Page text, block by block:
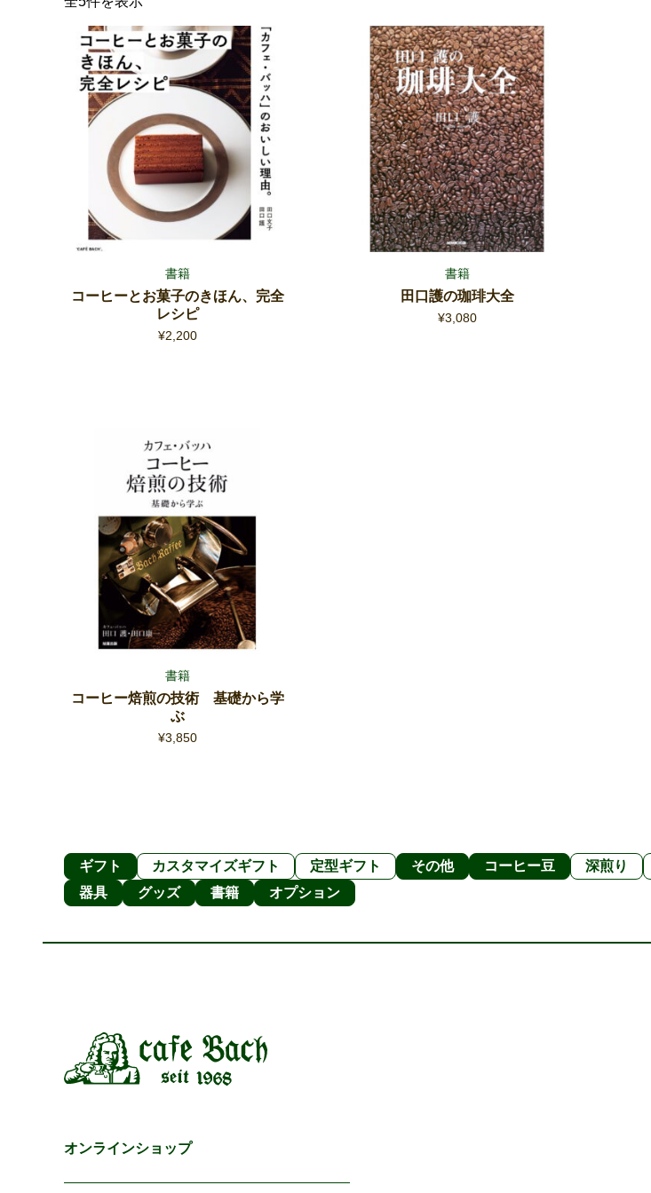
書籍
コーヒーとお菓子のきほん、完全
レシピ
¥2,200
書籍
田口護の珈琲大全
¥3,080
書籍
コーヒー焙煎の技術 基礎から学
ぶ
¥3,850
ギフト カスタマイズギフト 定型ギフト その他 コーヒー豆 深煎り
器具
グッズ 書籍 オプション
オンラインショップ